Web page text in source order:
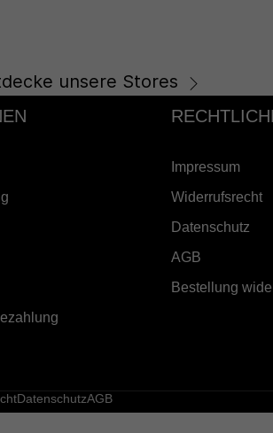
unsere Stores
Impressum
Widerrufsrecht
Datenschutz
AGB
Bestellung
DatenschutzAGB